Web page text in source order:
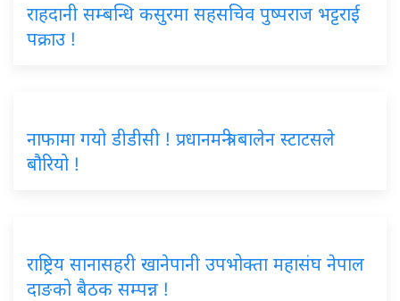
राहदानी सम्बन्धि कसुरमा सहसचिव पुष्पराज भट्टराई
पक्राउ !
नाफामा गयो डीडीसी ! प्रधानमन्त्री बालेन स्टाटसले
बौरियो !
राष्ट्रिय सानासहरी खानेपानी उपभोक्ता महासंघ नेपाल
दाङको बैठक सम्पन्न !